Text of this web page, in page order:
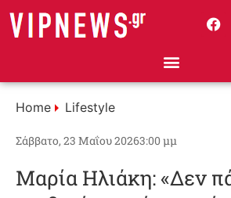
Home Lifestyle
Σάββατο, 23 Μαΐου 20263:00 μμ
Μαρία Ηλιάκη: «Δεν